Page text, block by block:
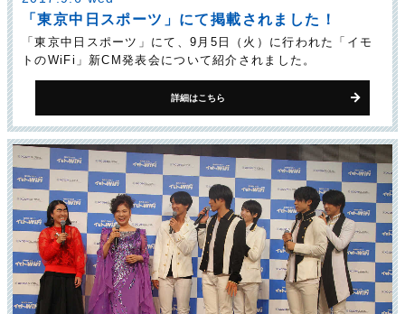
「東京中日スポーツ」にて掲載されました！
「東京中日スポーツ」にて、9月5日（火）に行われた「イモ
トのWiFi」新CM発表会について紹介されました。
詳細はこちら